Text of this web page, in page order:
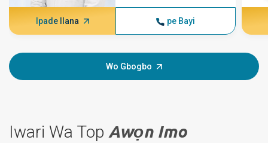
Ipade Ilana pe Bayi
Wo Gbogbo
Iwari Wa Top Awọn Imo